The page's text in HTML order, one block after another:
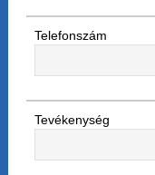
Telefonszám
Tevékenység